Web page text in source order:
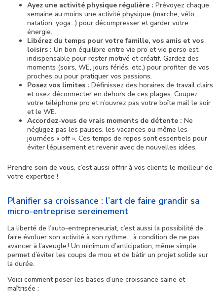
Ayez une activité physique régulière : Prévoyez chaque
semaine au moins une activité physique (marche, vélo,
natation, yoga…) pour décompresser et garder votre
énergie.
Libérez du temps pour votre famille, vos amis et vos
loisirs : Un bon équilibre entre vie pro et vie perso est
indispensable pour rester motivé et créatif. Gardez des
moments (soirs, WE, jours fériés, etc.) pour profiter de vos
proches ou pour pratiquer vos passions.
Posez vos limites : Définissez des horaires de travail clairs
et osez déconnecter en dehors de ces plages. Coupez
votre téléphone pro et n’ouvrez pas votre boîte mail le soir
et le WE.
Accordez-vous de vrais moments de détente : Ne
négligez pas les pauses, les vacances ou même les
journées « off ». Ces temps de repos sont essentiels pour
éviter l’épuisement et revenir avec de nouvelles idées.
Prendre soin de vous, c’est aussi offrir à vos clients le meilleur de
votre expertise !
Planifier sa croissance : l’art de faire grandir sa
micro-entreprise sereinement
La liberté de l’auto-entrepreneuriat, c’est aussi la possibilité de
faire évoluer son activité à son rythme… à condition de ne pas
avancer à l’aveugle ! Un minimum d’anticipation, même simple,
permet d’éviter les coups de mou et de bâtir un projet solide sur
la durée.
Voici comment poser les bases d’une croissance saine et
maîtrisée :